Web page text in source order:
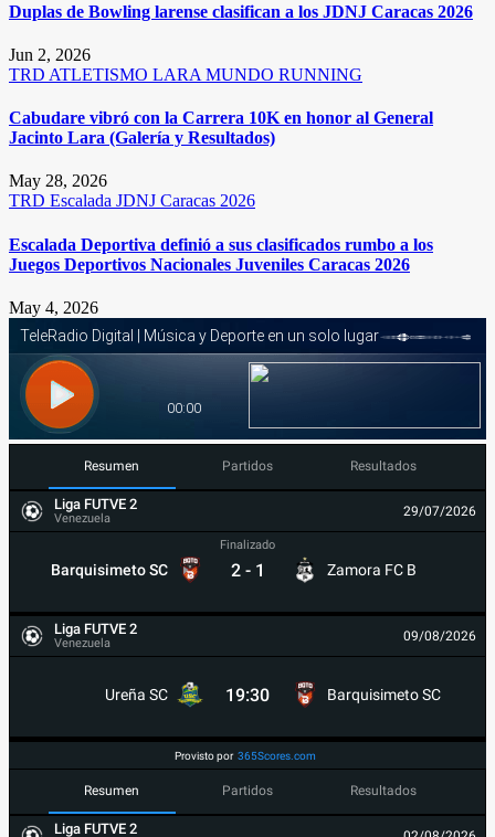
Duplas de Bowling larense clasifican a los JDNJ Caracas 2026
Jun 2, 2026
TRD ATLETISMO LARA MUNDO RUNNING
Cabudare vibró con la Carrera 10K en honor al General
Jacinto Lara (Galería y Resultados)
May 28, 2026
TRD Escalada JDNJ Caracas 2026
Escalada Deportiva definió a sus clasificados rumbo a los
Juegos Deportivos Nacionales Juveniles Caracas 2026
May 4, 2026
Resumen Partidos Resultados
Liga FUTVE 2
Venezuela 29/07/2026
Barquisimeto SC
Finalizado
2 - 1 Zamora FC B
Liga FUTVE 2
Venezuela 09/08/2026
Ureña SC 19:30 Barquisimeto SC
Provisto por 365Scores.com
Resumen Partidos Resultados
Liga FUTVE 2